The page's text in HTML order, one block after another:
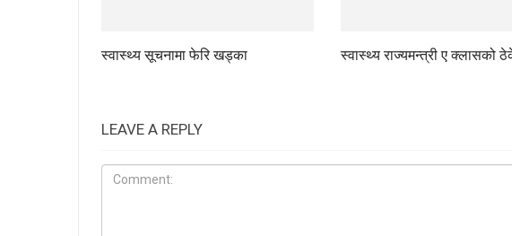
स्वास्थ्य सूचनामा फेरि खड्का स्वास्थ्य राज्यमन्त्री ए क्लासको
LEAVE A REPLY